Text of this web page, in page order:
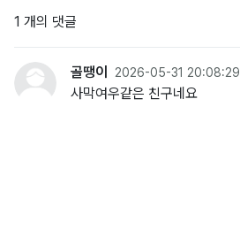
1 개의 댓글
골땡이 2026-05-31 20:08:29
사막여우같은 친구네요